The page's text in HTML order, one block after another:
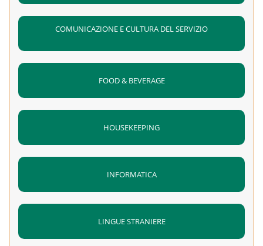
COMUNICAZIONE E CULTURA DEL SERVIZIO
FOOD & BEVERAGE
HOUSEKEEPING
INFORMATICA
LINGUE STRANIERE